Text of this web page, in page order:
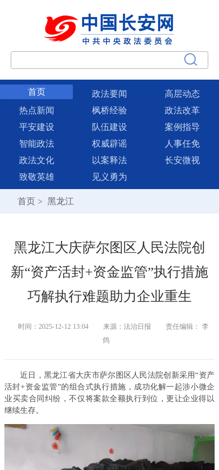
首页 政法要闻
高层动态
热点新闻
枫桥经验
政法改革
平安建设
队伍建设
案例指导
智能政法
权威辟谣
人事任免
政法文化
以案释法
长安微视
致敬英雄
见义勇为
首页 > 黑龙江
黑龙江大庆萨尔图区人民法院创
新“资产活封+资金监管”执行措施
巧解执行难题助力企业重生
时间：2025-12-12 13:04 来源：法治日报
责任编辑： 李
鸽
近日，黑龙江省大庆市萨尔图区人民法院创新采用“资产
活封+资金监管”的组合式执行措施，成功化解一起涉小微企
业买卖合同纠纷，不仅将案款全额执行到位，更让企业得以
继续生存。